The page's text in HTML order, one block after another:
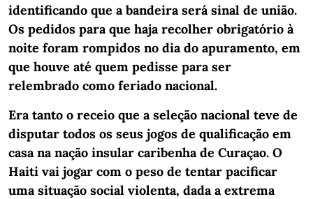
identificando que a bandeira será sinal de união.
Os pedidos para que haja recolher obrigatório à
noite foram rompidos no dia do apuramento, em
que houve até quem pedisse para ser
relembrado como feriado nacional.
Era tanto o receio que a seleção nacional teve de
disputar todos os seus jogos de qualificação em
casa na nação insular caribenha de Curaçao. O
Haiti vai jogar com o peso de tentar pacificar
uma situação social violenta, dada a extrema